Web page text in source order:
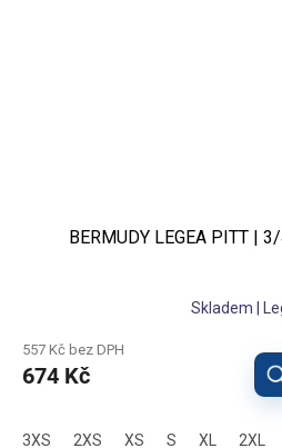
BERMUDY LEGEA PITT |
Skladem |
557 Kč bez DPH
674 Kč
3XS 2XS XS S XL 2XL